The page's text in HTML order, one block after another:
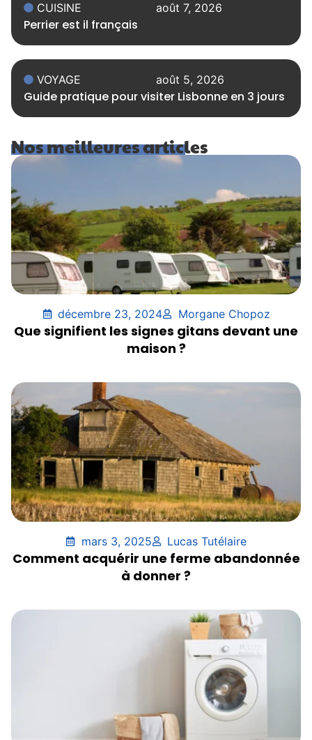
CUISINE août 7, 2026
Perrier est il français
VOYAGE août 5, 2026
Guide pratique pour visiter Lisbonne en 3 jours
Nos meilleures articles
décembre 23, 2024 Morgane Chopoz
Que signifient les signes gitans devant une
maison ?
mars 3, 2025 Lucas Tutélaire
Comment acquérir une ferme abandonnée
à donner ?